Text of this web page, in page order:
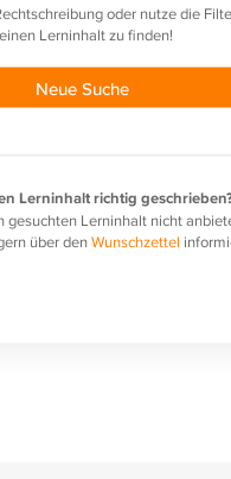
oder nutze die
Lerninhalt zu finden!
Neue Suche
Lerninhalt richtig
gesuchten Lerninhalt nicht
über denWunschzettel